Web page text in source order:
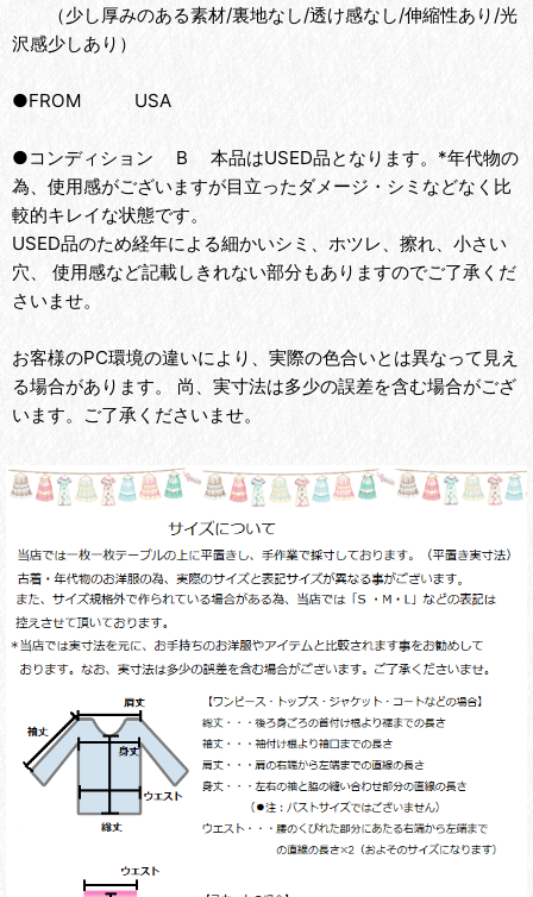
（少し厚みのある素材/裏地なし/透け感なし/伸縮性あり/光
沢感少しあり）
●FROM USA
●コンディション B 本品はUSED品となります。*年代物の
為、使用感がございますが目立ったダメージ・シミなどなく比
較的キレイな状態です。
USED品のため経年による細かいシミ、ホツレ、擦れ、小さい
穴、 使用感など記載しきれない部分もありますのでご了承くだ
さいませ。
お客様のPC環境の違いにより、実際の色合いとは異なって見え
る場合があります。 尚、実寸法は多少の誤差を含む場合がござ
います。ご了承くださいませ。